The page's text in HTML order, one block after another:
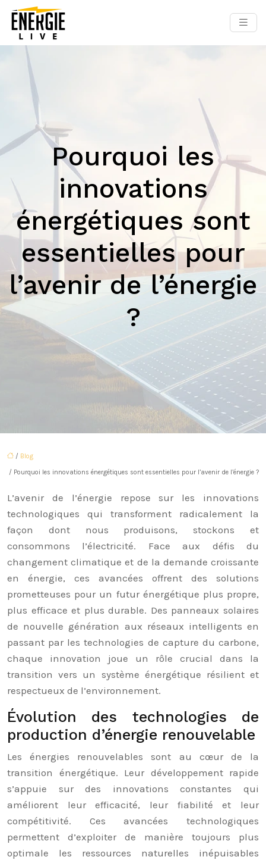
Pourquoi les
innovations
énergétiques sont
essentielles pour
l’avenir de l’énergie
?
/ Blog
/ Pourquoi les innovations énergétiques sont essentielles pour l’avenir de l’énergie ?
L’avenir de l’énergie repose sur les innovations
technologiques qui transforment radicalement la
façon dont nous produisons, stockons et
consommons l’électricité. Face aux défis du
changement climatique et de la demande croissante
en énergie, ces avancées offrent des solutions
prometteuses pour un futur énergétique plus propre,
plus efficace et plus durable. Des panneaux solaires
de nouvelle génération aux réseaux intelligents en
passant par les technologies de capture du carbone,
chaque innovation joue un rôle crucial dans la
transition vers un système énergétique résilient et
respectueux de l’environnement.
Évolution des technologies de
production d’énergie renouvelable
Les énergies renouvelables sont au cœur de la
transition énergétique. Leur développement rapide
s’appuie sur des innovations constantes qui
améliorent leur efficacité, leur fiabilité et leur
compétitivité. Ces avancées technologiques
permettent d’exploiter de manière toujours plus
optimale les ressources naturelles inépuisables